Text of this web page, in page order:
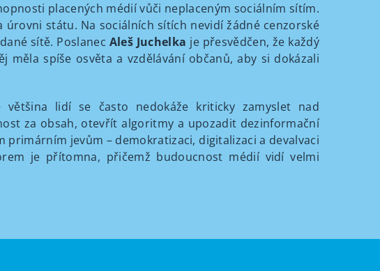
placených médií vůči neplaceným sociálním sítím.
státu. Na sociálních sítích nevidí žádné cenzorské
sítě. Poslanec Aleš Juchelka je přesvědčen, že každý
spíše osvěta a vzdělávání občanů, aby si dokázali
většina lidí se často nedokáže kriticky zamyslet nad
za obsah, otevřít algoritmy a upozadit dezinformační
primárním jevům – demokratizaci, digitalizaci a devalvaci
je přítomna, přičemž budoucnost médií vidí velmi